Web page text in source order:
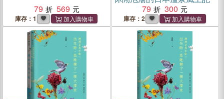
79 569
庫存：1
79
300
庫存：2